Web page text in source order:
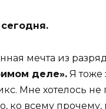
мечта из
деле». Я тоже
Мне хотелось не
ко всему прочему,